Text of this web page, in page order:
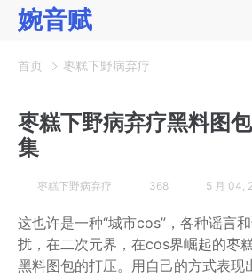
婉音赋
首页 枣糕下野病弃疗
枣糕下野病弃疗黑料图
集
枣糕下野病弃疗 368 5 月 04,
这也许是一种“城市cos”，各种谣言
扰，在二次元界，在cos界崛起的枣
黑料图包的打压。用自己的方式表现